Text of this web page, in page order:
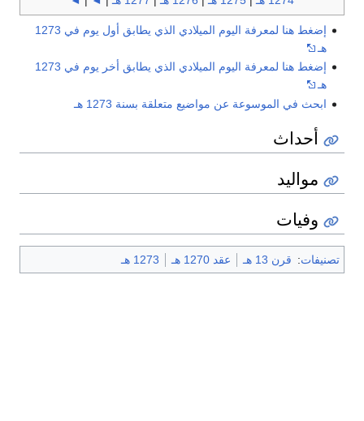
إضغط هنا لمعرفة اليوم الميلادي الذي يطابق أول يوم في 1273
هـ
إضغط هنا لمعرفة اليوم الميلادي الذي يطابق أخر يوم في 1273
هـ
ابحث في الموسوعة عن مواضيع متعلقة بسنة 1273 هـ
أحداث
مواليد
وفيات
تصنيفات: قرن 13 هـ عقد 1270 هـ 1273 هـ